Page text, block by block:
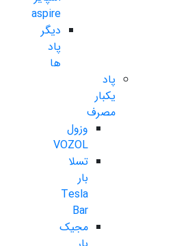
aspire
دیگر
پاد
ها
پاد
یکبار
مصرف
وزول
VOZOL
تسلا
بار
Tesla
Bar
مجیک